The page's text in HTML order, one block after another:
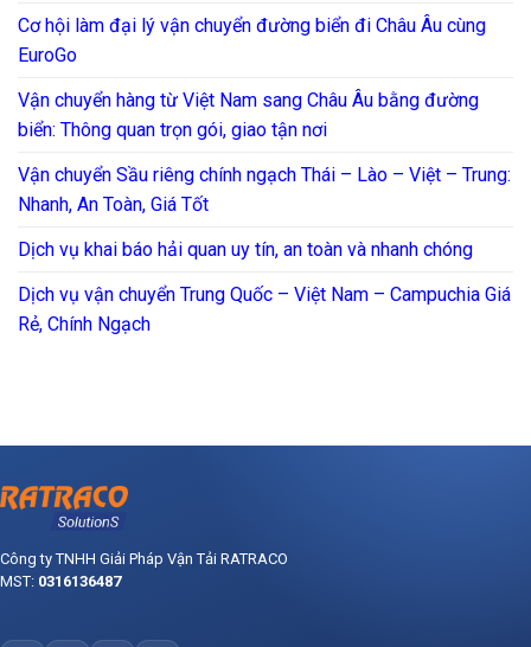
Cơ hội làm đại lý vận chuyển đường biển đi Châu Âu cùng
EuroGo
Vận chuyển hàng từ Việt Nam sang Châu Âu bằng đường
biển: Thông quan trọn gói, giao tận nơi
Vận chuyển Sầu riêng chính ngạch Thái – Lào – Việt – Trung:
Nhanh, An Toàn, Giá Tốt
Dịch vụ khai báo hải quan uy tín, an toàn và nhanh chóng
Dịch vụ vận chuyển Trung Quốc – Việt Nam – Campuchia Giá
Rẻ, Chính Ngạch
Công ty TNHH Giải Pháp Vận Tải RATRACO
MST: 0316136487